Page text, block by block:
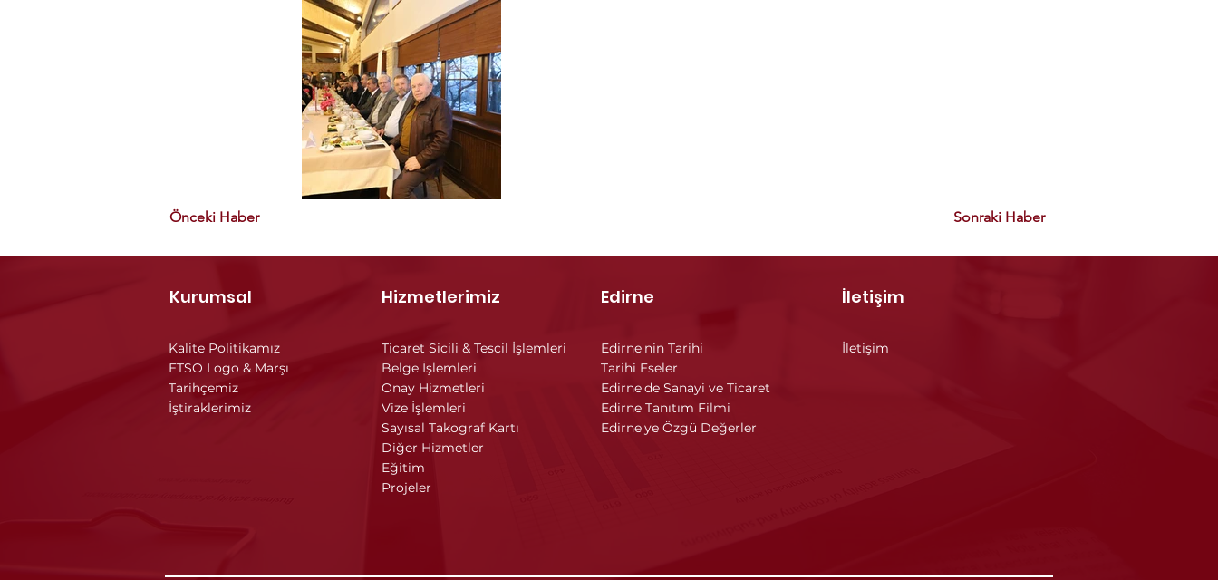
Önceki Haber Sonraki Haber
Kurumsal Hizmetlerimiz Edirne
Kalite Politikamız
ETSO Logo & Marşı
Tarihçemiz
İştiraklerimiz
Ticaret Sicili & Tescil İşlemleri
Belge İşlemleri
Onay Hizmetleri
Vize İşlemleri
Sayısal Takograf Kartı
Diğer Hizmetler
Eğitim
Projeler
Edirne'nin Tarihi
Tarihi Eseler
Edirne'de Sanayi ve Ticaret
Edirne Tanıtım Filmi
Edirne'ye Özgü Değerler
İletişim
İletişim